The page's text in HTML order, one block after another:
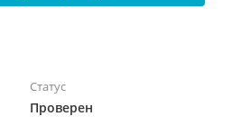
Статус
Проверен